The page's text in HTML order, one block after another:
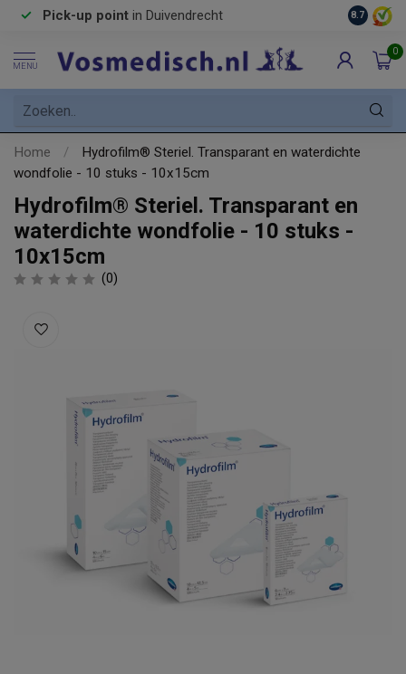
Pick-up point in Duivendrecht 8.7
MENU
0
Home /
Hydrofilm® Steriel. Transparant en waterdichte
wondfolie - 10 stuks - 10x15cm
Hydrofilm® Steriel. Transparant en
waterdichte wondfolie - 10 stuks -
10x15cm
(0)